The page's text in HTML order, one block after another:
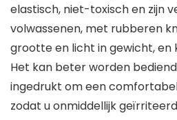
elastisch, niet-toxisch en zijn
volwassenen, met rubberen
grootte en licht in gewicht, en
Het kan beter worden
ingedrukt om een
zodat u onmiddellijk